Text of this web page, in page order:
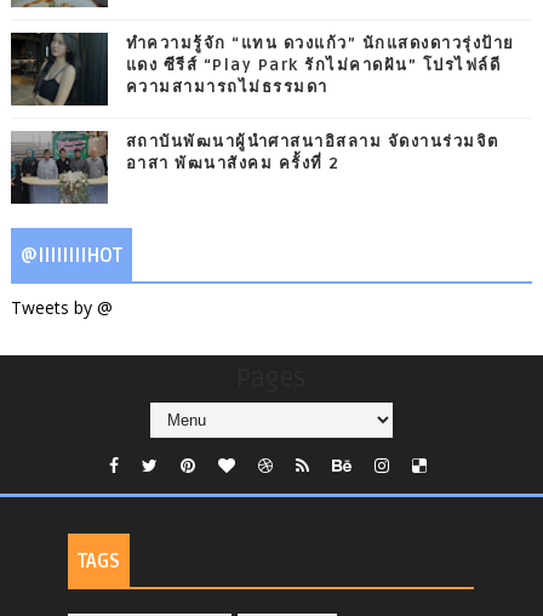
ทำความรู้จัก “แทน ดวงแก้ว” นักแสดงดาวรุ่งป้าย
แดง ซีรีส์ “Play Park รักไม่คาดฝัน” โปรไฟล์ดี
ความสามารถไม่ธรรมดา
สถาบันพัฒนาผู้นำศาสนาอิสลาม จัดงานร่วมจิต
อาสา พัฒนาสังคม ครั้งที่ 2
@IIIIIIIIHOT
Tweets by @
TAGS